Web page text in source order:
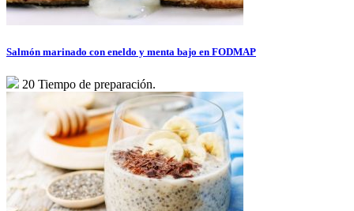
Salmón marinado con eneldo y menta bajo en FODMAP
20 Tiempo de preparación.